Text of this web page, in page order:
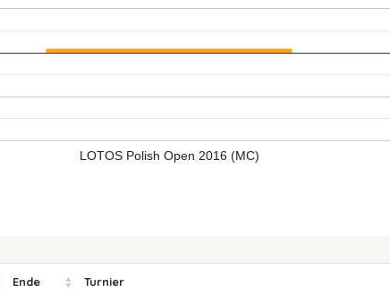
LOTOS Polish Open 2016 (MC)
Ende Turnier